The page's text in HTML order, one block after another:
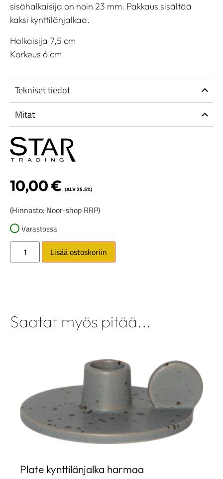
sisähalkaisija on noin 23 mm. Pakkaus sisältää
kaksi kynttilänjalkaa.
Halkaisija 7,5 cm
Korkeus 6 cm
Tekniset tiedot
Mitat
10,00€ (ALV 25.5%)
(Hinnasto: Noor-shop RRP)
Varastossa
Lisää ostoskoriin
Saatat myös pitää...
Plate kynttilänjalka harmaa